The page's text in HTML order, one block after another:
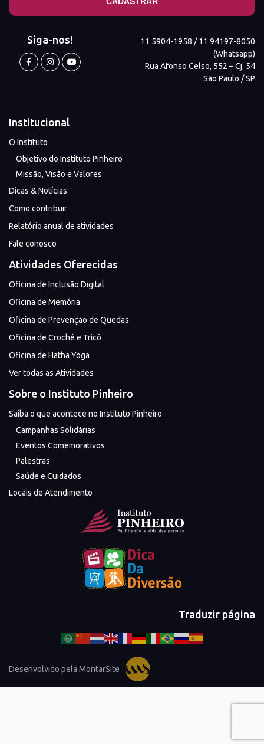
Siga-nos!
11 5904-1958 / 11 94197-8050
(Whatsapp)
Rua Afonso Celso, 552 – Cj. 54
São Paulo / SP
Institucional
O Instituto
Objetivo do Instituto Pinheiro
Missão, Visão e Valores
Dicas & Notícias
Como contribuir
Relatório anual de atividades
Fale conosco
Atividades Oferecidas
Oficina de Inclusão Digital
Oficina de Memória
Oficina de Prevenção de Quedas
Oficina de Crochê e Tricô
Oficina de Hatha Yoga
Ver todas as Atividades
Sobre o Instituto Pinheiro
Saiba o que acontece no Instituto Pinheiro
Campanhas Solidárias
Eventos Comemorativos
Palestras
Saúde e Cuidados
Locais de Atendimento
Traduzir página
Desenvolvido pela MontarSite